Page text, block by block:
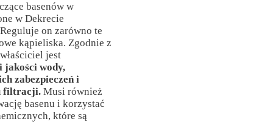
basenów w
w Dekrecie
on zarówno te
kąpieliska. Zgodnie z
jest
jakości wody,
zabezpieczeń i
filtracji. Musi również
basenu i korzystać
które są